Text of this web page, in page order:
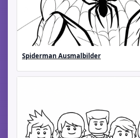
Spiderman Ausmalbilder